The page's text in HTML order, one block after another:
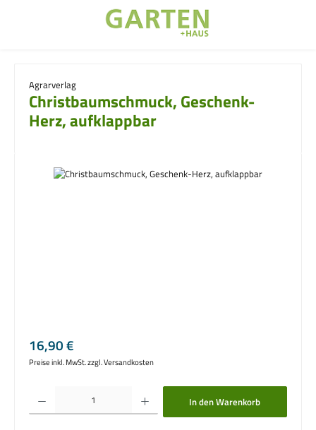
Agrarverlag
Christbaumschmuck, Geschenk-
Herz, aufklappbar
Bildergalerie überspringen
Regulärer Preis:
16,90 €
Preise inkl. MwSt. zzgl. Versandkosten
Produkt Anzahl: Gib den gewünschten Wert ein oder benutze die Schaltflächen um
In den Warenkorb